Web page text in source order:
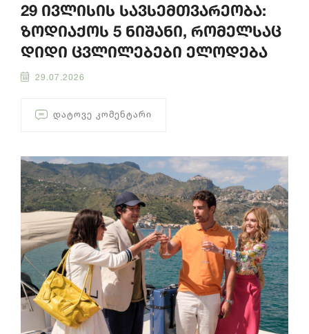
29 ივლისის სავსემთვარეობა:
ზოდიაქოს 5 ნიშანი, რომელსაც
დიდი ცვლილებები ელოდება
29.07.2026
ᲓᲐᲢᲝᲕᲔ ᲙᲝᲛᲔᲜᲢᲐᲠᲘ